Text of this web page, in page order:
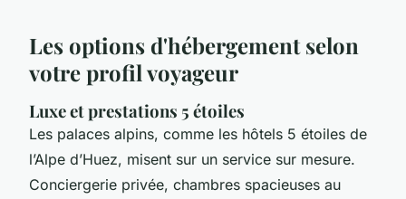
Les options d'hébergement selon
votre profil voyageur
Luxe et prestations 5 étoiles
Les palaces alpins, comme les hôtels 5 étoiles de
l’Alpe d’Huez, misent sur un service sur mesure.
Conciergerie privée, chambres spacieuses au